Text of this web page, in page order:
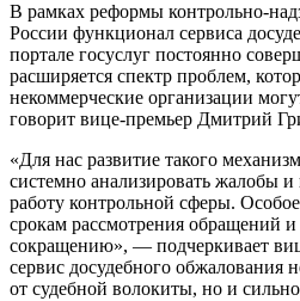
В рамках реформы контрольно-
России функционал сервиса
портале госуслуг постоянно
расширяется спектр проблем,
некоммерческие организации
говорит вице-премьер Дмитрий
«Для нас развитие такого
системно анализировать жалобы
работу контрольной сферы.
срокам рассмотрения обращений
сокращению», — подчеркивает
сервис досудебного обжалования
от судебной волокиты, но и